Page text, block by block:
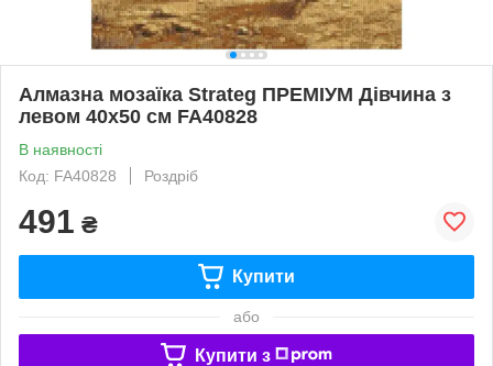
Алмазна мозаїка Strateg ПРЕМІУМ Дівчина з
левом 40х50 см FA40828
В наявності
Код: FA40828
Роздріб
491 ₴
Купити
або
Купити з